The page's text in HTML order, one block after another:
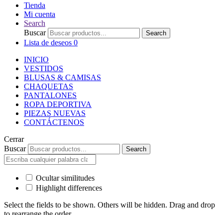
Tienda
Mi cuenta
Search
Buscar
Search
Lista de deseos 0
INICIO
VESTIDOS
BLUSAS & CAMISAS
CHAQUETAS
PANTALONES
ROPA DEPORTIVA
PIEZAS NUEVAS
CONTÁCTENOS
Cerrar
Buscar
Search
Ocultar similitudes
Highlight differences
Select the fields to be shown. Others will be hidden. Drag and drop